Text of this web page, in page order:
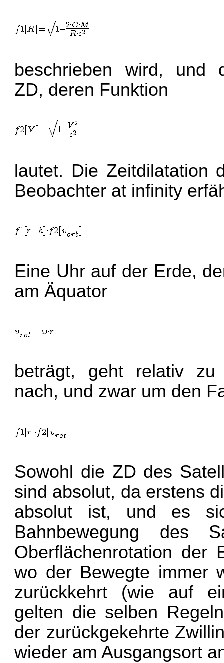
beschrieben wird, und
ZD, deren Funktion
lautet. Die Zeitdilatation
Beobachter at infinity
Eine Uhr auf der Erde,
am Äquator
beträgt, geht relativ zu
nach, und zwar um den
Sowohl die ZD des
sind absolut, da erstens
absolut ist, und es
Bahnbewegung des
Oberflächenrotation der
wo der Bewegte immer
zurückkehrt (wie auf
gelten die selben
der zurückgekehrte
wieder am Ausgangsort